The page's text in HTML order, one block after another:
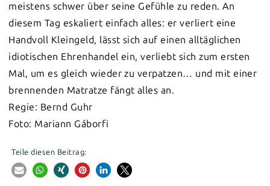
meistens schwer über seine Gefühle zu reden. An
diesem Tag eskaliert einfach alles: er verliert eine
Handvoll Kleingeld, lässt sich auf einen alltäglichen
idiotischen Ehrenhandel ein, verliebt sich zum ersten
Mal, um es gleich wieder zu verpatzen… und mit einer
brennenden Matratze fängt alles an.
Regie: Bernd Guhr
Foto: Mariann Gáborfi
Teile diesen Beitrag: